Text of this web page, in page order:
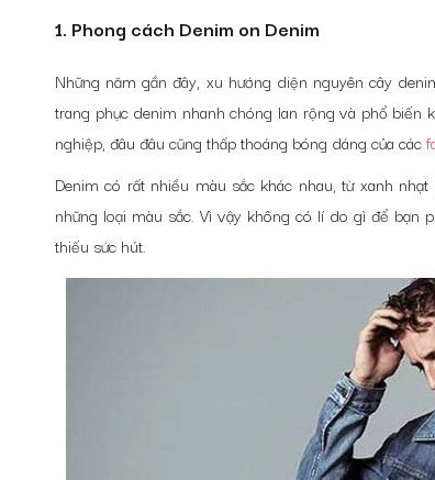
1. Phong cách Denim on Denim
Những năm gần đây, xu hướng diện nguyên cây
trang phục denim nhanh chóng lan rộng và phổ biến
nghiệp, đâu đâu cũng thấp thoáng bóng dáng của các
Denim có rất nhiều màu sắc khác nhau, từ xanh
những loại màu sắc. Vì vậy không có lí do gì để
thiếu sức hút.